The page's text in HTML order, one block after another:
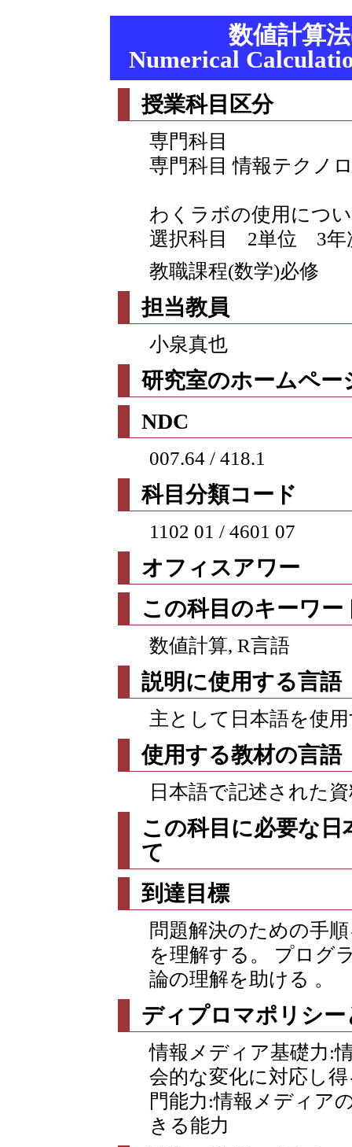
数値計算
Numerical
授業科目区分
専門科目
専門科目 情報テクノ
わくラボの使用につ
選択科目 2単位 3
教職課程(数学)必修
担当教員
小泉真也
研究室のホームペー
NDC
007.64 / 418.1
科目分類コード
1102 01 / 4601 07
オフィスアワー
この科目のキーワー
数値計算, R言語
説明に使用する言語
主として日本語を使
使用する教材の言語
日本語で記述された
この科目に必要な
て
到達目標
問題解決のための手
を理解する。 プログ
論の理解を助ける 。
ディプロマポリシー
情報メディア基礎力:
会的な変化に対応し
門能力:情報メディア
きる能力